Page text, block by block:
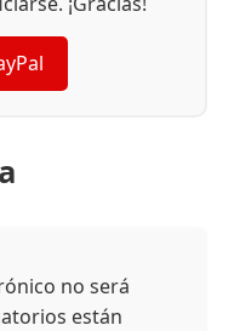
no será
están